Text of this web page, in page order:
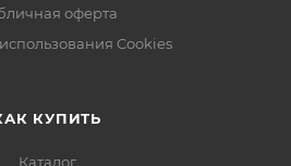
оферта
Cookies
КУПИТЬ
Каталог